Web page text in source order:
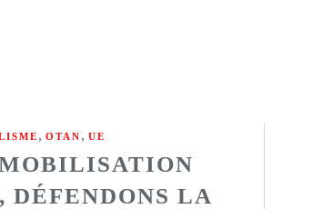
, OTAN , UE
DÉFENDONS LA